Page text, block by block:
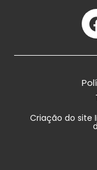
Criação do site